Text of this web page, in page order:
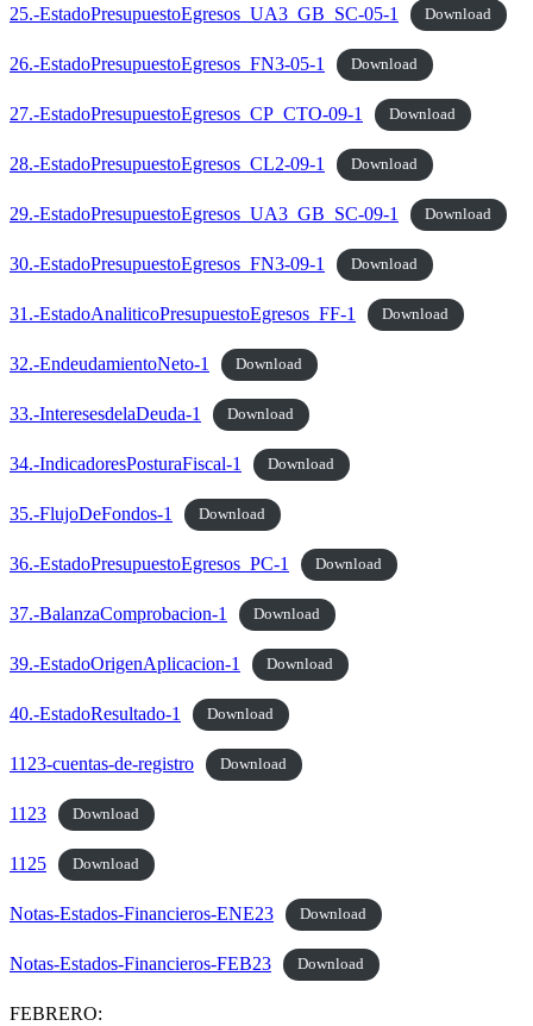
25.-EstadoPresupuestoEgresos_UA3_GB_SC-05-1 Download
26.-EstadoPresupuestoEgresos_FN3-05-1 Download
27.-EstadoPresupuestoEgresos_CP_CTO-09-1 Download
28.-EstadoPresupuestoEgresos_CL2-09-1 Download
29.-EstadoPresupuestoEgresos_UA3_GB_SC-09-1 Download
30.-EstadoPresupuestoEgresos_FN3-09-1 Download
31.-EstadoAnaliticoPresupuestoEgresos_FF-1 Download
32.-EndeudamientoNeto-1 Download
33.-InteresesdelaDeuda-1 Download
34.-IndicadoresPosturaFiscal-1 Download
35.-FlujoDeFondos-1 Download
36.-EstadoPresupuestoEgresos_PC-1 Download
37.-BalanzaComprobacion-1 Download
39.-EstadoOrigenAplicacion-1 Download
40.-EstadoResultado-1 Download
1123-cuentas-de-registro Download
1123 Download
1125 Download
Notas-Estados-Financieros-ENE23 Download
Notas-Estados-Financieros-FEB23 Download
FEBRERO: